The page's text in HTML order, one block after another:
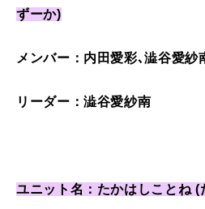
ずーか)
メンバー：内田愛彩､澁谷愛紗
リーダー：澁谷愛紗南
ユニット名：たかはしことね (